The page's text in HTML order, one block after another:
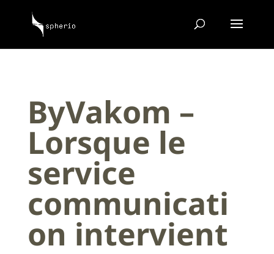
ByVakom –
Lorsque le
service
communicati
on intervient